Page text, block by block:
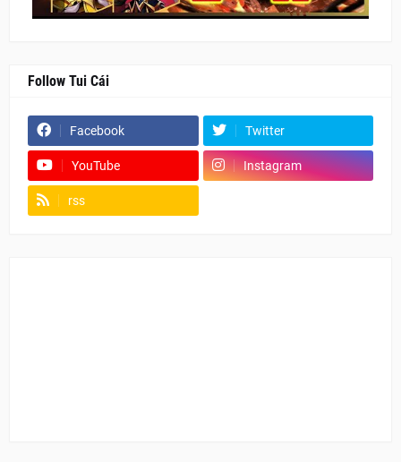
Follow Tui Cái
Facebook Twitter
YouTube Instagram
rss